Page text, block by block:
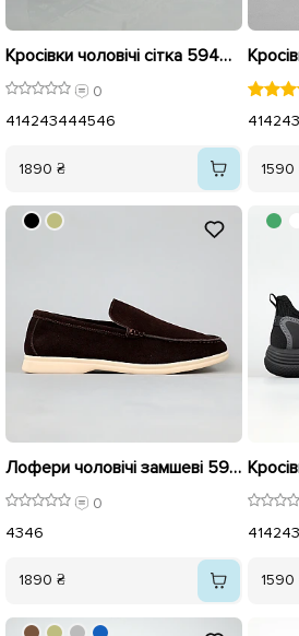
Кросівки чоловічі сітка 594905 Бежеві
0
414243444546
1890 ₴
414243
1590
Лофери чоловічі замшеві 594777 Коричневі
0
4346
1890 ₴
414243
1590